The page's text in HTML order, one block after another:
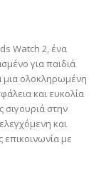
Watch 2, ένα
για παιδιά
μια ολοκληρωμένη
και ευκολία
σιγουριά στην
και
με